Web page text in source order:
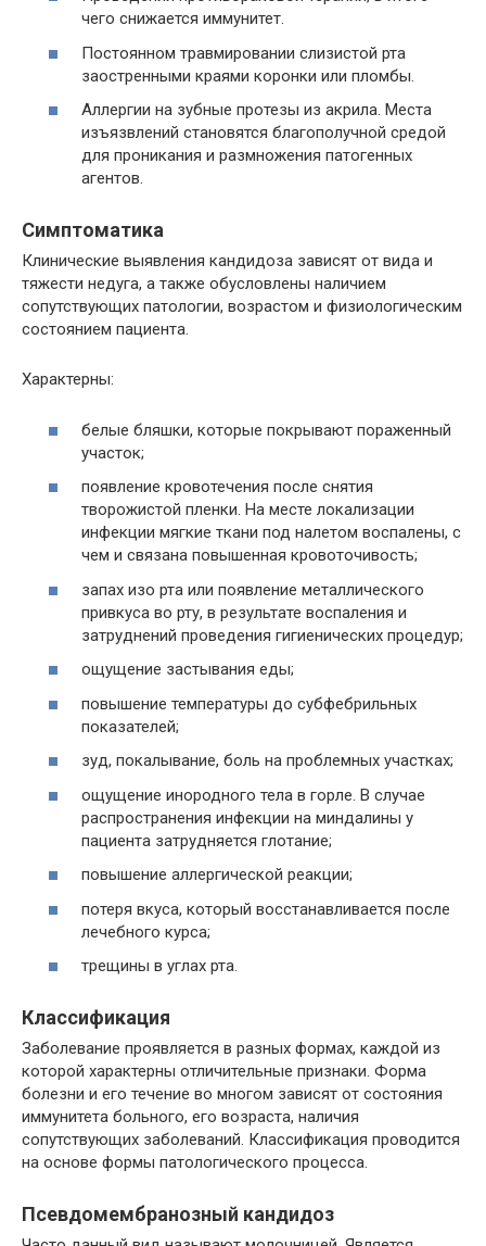
чего снижается иммунитет.
Постоянном травмировании слизистой рта
заостренными краями коронки или пломбы.
Аллергии на зубные протезы из акрила. Места
изъязвлений становятся благополучной средой
для проникания и размножения патогенных
агентов.
Симптоматика
Клинические выявления кандидоза зависят от вида и
тяжести недуга, а также обусловлены наличием
сопутствующих патологии, возрастом и физиологическим
состоянием пациента.
Характерны:
белые бляшки, которые покрывают пораженный
участок;
появление кровотечения после снятия
творожистой пленки. На месте локализации
инфекции мягкие ткани под налетом воспалены, с
чем и связана повышенная кровоточивость;
запах изо рта или появление металлического
привкуса во рту, в результате воспаления и
затруднений проведения гигиенических процедур;
ощущение застывания еды;
повышение температуры до субфебрильных
показателей;
зуд, покалывание, боль на проблемных участках;
ощущение инородного тела в горле. В случае
распространения инфекции на миндалины у
пациента затрудняется глотание;
повышение аллергической реакции;
потеря вкуса, который восстанавливается после
лечебного курса;
трещины в углах рта.
Классификация
Заболевание проявляется в разных формах, каждой из
которой характерны отличительные признаки. Форма
болезни и его течение во многом зависят от состояния
иммунитета больного, его возраста, наличия
сопутствующих заболеваний. Классификация проводится
на основе формы патологического процесса.
Псевдомембранозный кандидоз